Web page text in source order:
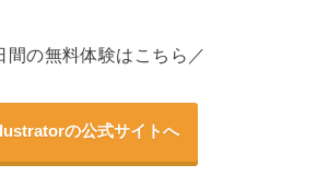
間の無料体験はこちら／
の公式サイトへ